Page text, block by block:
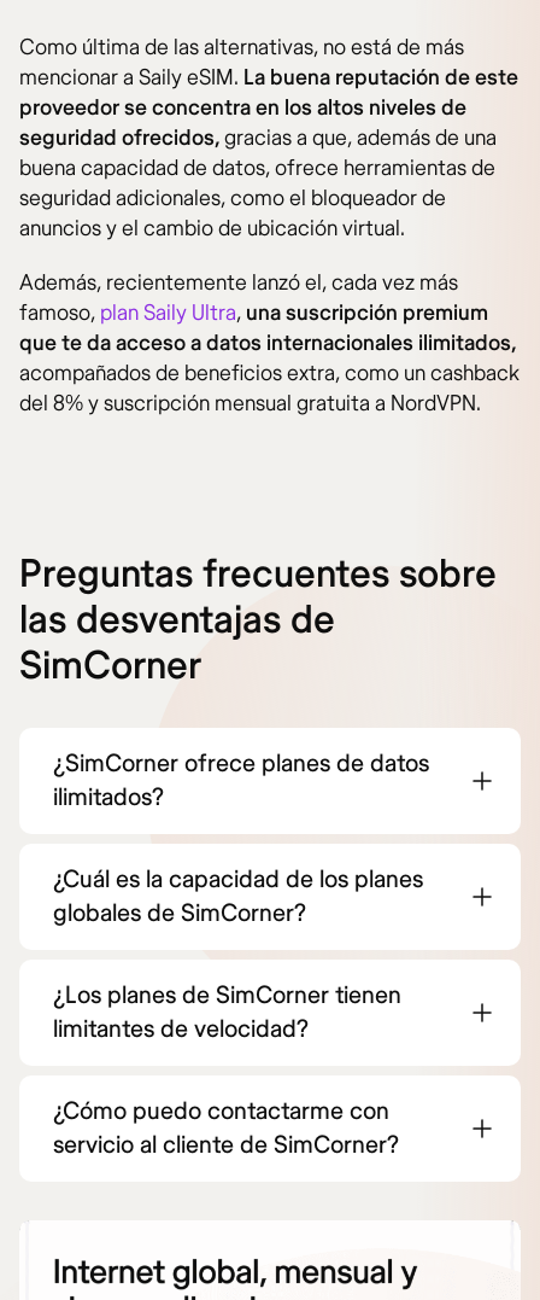
Como última de las alternativas, no está de más
mencionar a Saily eSIM. La buena reputación de este
proveedor se concentra en los altos niveles de
seguridad ofrecidos,gracias a que, además de una
buena capacidad de datos, ofrece herramientas de
seguridad adicionales, como el bloqueador de
anuncios y el cambio de ubicación virtual.
Además, recientemente lanzó el, cada vez más
famoso, plan Saily Ultra, una suscripción premium
que te da acceso a datos internacionales ilimitados,
acompañados de beneficios extra, como un cashback
del 8% y suscripción mensual gratuita a NordVPN.
Preguntas frecuentes sobre
las desventajas de
SimCorner
¿SimCorner ofrece planes de datos
ilimitados?
¿Cuál es la capacidad de los planes
globales de SimCorner?
¿Los planes de SimCorner tienen
limitantes de velocidad?
¿Cómo puedo contactarme con
servicio al cliente de SimCorner?